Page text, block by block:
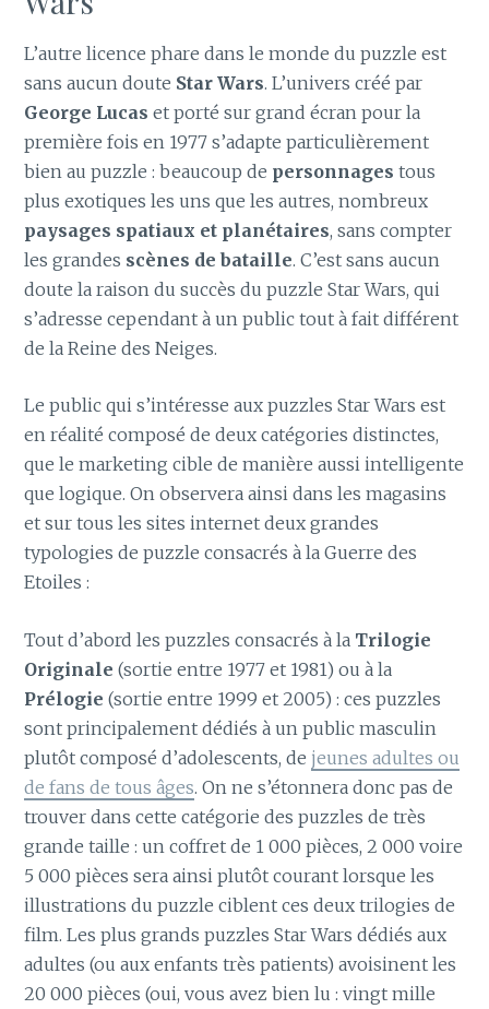
L’autre licence phare dans le monde du puzzle est
sans aucun doute Star Wars. L’univers créé par
George Lucas et porté sur grand écran pour la
première fois en 1977 s’adapte particulièrement
bien au puzzle : beaucoup de personnages tous
plus exotiques les uns que les autres, nombreux
paysages spatiaux et planétaires, sans compter
les grandes scènes de bataille. C’est sans aucun
doute la raison du succès du puzzle Star Wars, qui
s’adresse cependant à un public tout à fait différent
de la Reine des Neiges.
Le public qui s’intéresse aux puzzles Star Wars est
en réalité composé de deux catégories distinctes,
que le marketing cible de manière aussi intelligente
que logique. On observera ainsi dans les magasins
et sur tous les sites internet deux grandes
typologies de puzzle consacrés à la Guerre des
Etoiles :
Tout d’abord les puzzles consacrés à la Trilogie
Originale (sortie entre 1977 et 1981) ou à la
Prélogie (sortie entre 1999 et 2005) : ces puzzles
sont principalement dédiés à un public masculin
plutôt composé d’adolescents, de jeunes adultes ou
de fans de tous âges. On ne s’étonnera donc pas de
trouver dans cette catégorie des puzzles de très
grande taille : un coffret de 1 000 pièces, 2 000 voire
5 000 pièces sera ainsi plutôt courant lorsque les
illustrations du puzzle ciblent ces deux trilogies de
film. Les plus grands puzzles Star Wars dédiés aux
adultes (ou aux enfants très patients) avoisinent les
20 000 pièces (oui, vous avez bien lu : vingt mille